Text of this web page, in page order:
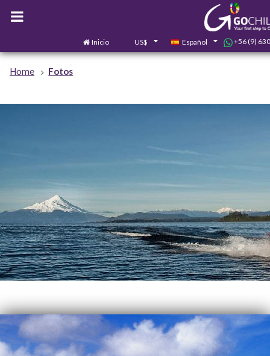
Inicio US$ Español +56 (9)
Home Fotos